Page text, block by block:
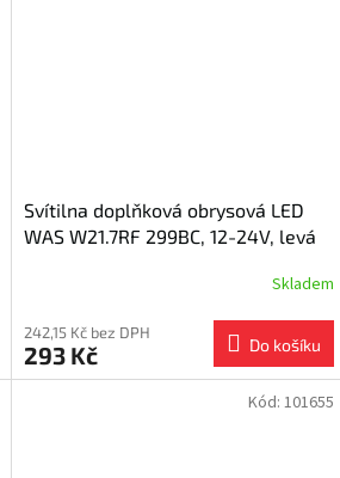
Svítilna doplňková obrysová LED
WAS W21.7RF 299BC, 12-24V, levá
Skladem
242,15 Kč bez DPH
293 Kč Do košíku
Kód: 101655